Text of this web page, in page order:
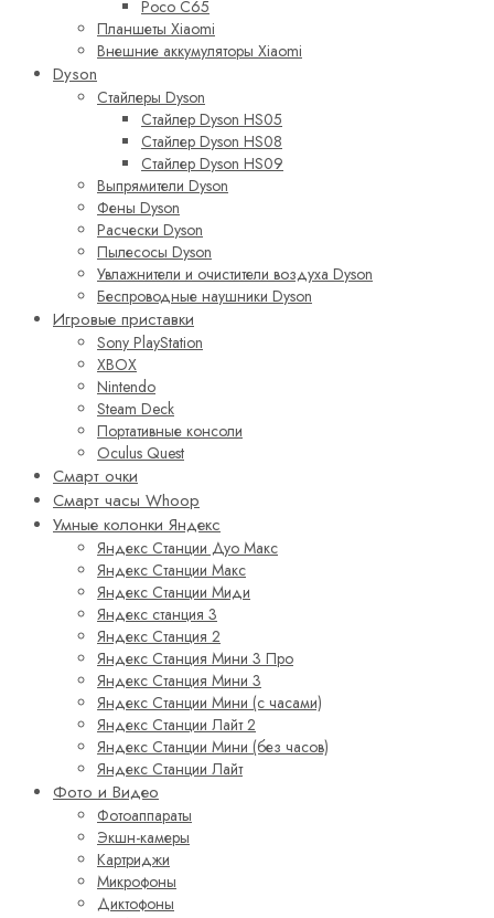
Poco C65
Планшеты Xiaomi
Внешние аккумуляторы Xiaomi
Dyson
Стайлеры Dyson
Стайлер Dyson HS05
Стайлер Dyson HS08
Стайлер Dyson HS09
Выпрямители Dyson
Фены Dyson
Расчески Dyson
Пылесосы Dyson
Увлажнители и очистители воздуха Dyson
Беспроводные наушники Dyson
Игровые приставки
Sony PlayStation
XBOX
Nintendo
Steam Deck
Портативные консоли
Oculus Quest
Смарт очки
Смарт часы Whoop
Умные колонки Яндекс
Яндекс Станции Дуо Макс
Яндекс Станции Макс
Яндекс Станции Миди
Яндекс станция 3
Яндекс Станция 2
Яндекс Станция Мини 3 Про
Яндекс Станция Мини 3
Яндекс Станции Мини (с часами)
Яндекс Станции Лайт 2
Яндекс Станции Мини (без часов)
Яндекс Станции Лайт
Фото и Видео
Фотоаппараты
Экшн-камеры
Картриджи
Микрофоны
Диктофоны